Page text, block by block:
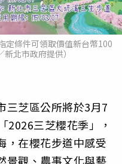
定條件可領取價值新台幣100
北市政府提供）
三芝區公所將於3月7
2026三芝櫻花季」，
，在櫻花步道中感受
景觀、農事文化與藝